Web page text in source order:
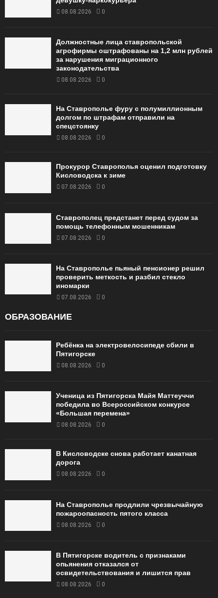
08.08.2026 0
Должностные лица ставропольской
агрофирмы оштрафованы на 1,2 млн рублей
за нарушения миграционного
законодательства
08.08.2026 0
На Ставрополье фуру с полумиллионным
долгом по штрафам отправили на
спецстоянку
08.08.2026 0
Прокурор Ставрополья оценил подготовку
Кисловодска к зиме
07.08.2026 0
Ставрополец предстанет перед судом за
помощь телефонным мошенникам
07.08.2026 0
На Ставрополье пьяный пенсионер решил
проверить меткость и разбил стекло
иномарки
07.08.2026 0
ОБРАЗОВАНИЕ
Ребёнка на электровелосипеде сбили в
Пятигорске
08.08.2026 0
Ученица из Пятигорска Майя Маттеуччи
победила во Всероссийском конкурсе
«Большая перемена»
08.08.2026 0
В Кисловодске снова работает канатная
дорога
08.08.2026 0
На Ставрополье продлили чрезвычайную
пожароопасность пятого класса
08.08.2026 0
В Пятигорске водитель с признаками
опьянения отказался от
освидетельствования и лишится прав
08.08.2026 0